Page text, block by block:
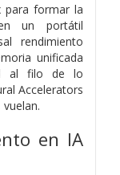
para formar la
un portátil
rendimiento
unificada
al filo de lo
Accelerators
en IA